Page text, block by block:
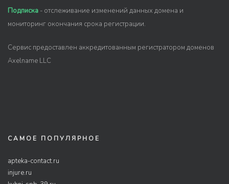
Подписка - отслеживание изменений данных домена и
мониторинг окончания срока регистрации.
Сервис предоставлен аккредитованным регистратором доменов
Axelname LLC
САМОЕ ПОПУЛЯРНОЕ
apteka-contact.ru
injure.ru